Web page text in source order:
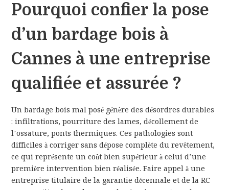
Pourquoi confier la pose
d’un bardage bois à
Cannes à une entreprise
qualifiée et assurée ?
Un bardage bois mal posé génère des désordres durables
: infiltrations, pourriture des lames, décollement de
l’ossature, ponts thermiques. Ces pathologies sont
difficiles à corriger sans dépose complète du revêtement,
ce qui représente un coût bien supérieur à celui d’une
première intervention bien réalisée. Faire appel à une
entreprise titulaire de la garantie décennale et de la RC